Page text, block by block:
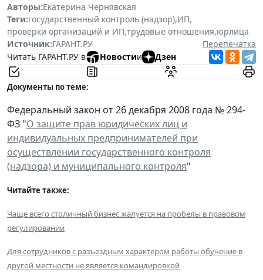
Авторы:Екатерина Чернявская
Теги:государственный контроль (надзор),ИП,
проверки организаций и ИП,трудовые отношения,юрлица
Источник:ГАРАНТ.РУ
Перепечатка
Читать ГАРАНТ.РУ в
Новостии Дзен
Документы по теме:
Федеральный закон от 26 декабря 2008 года № 294-
ФЗ "О защите прав юридических лиц и
индивидуальных предпринимателей при
осуществлении государственного контроля
(надзора) и муниципального контроля"
Читайте также:
Чаще всего столичный бизнес жалуется на пробелы в правовом
регулировании
Для сотрудников с разъездным характером работы обучение в
другой местности не является командировкой